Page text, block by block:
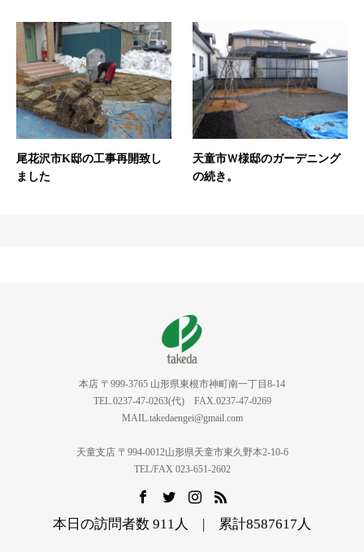
尾花沢市K邸の工事再開致し
ました
天童市Ｗ様邸のガーデニング
の続き。
本店 〒999-3765 山形県東根市神町南一丁目8-14
TEL.0237-47-0263(代) FAX.0237-47-0269
MAIL.takedaengei@gmail.com
天童支店 〒994-0012山形県天童市東久野本2-10-6
TEL/FAX 023-651-2602
本日の訪問者数 911人 | 累計8587617人